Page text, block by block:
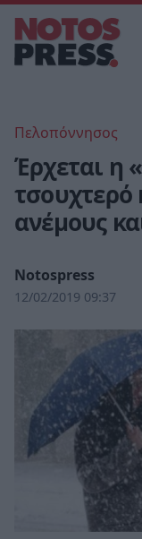
Πελοπόννησος
Έρχεται η
τσουχτερό
ανέμους
Notospress
12/02/2019 09:37